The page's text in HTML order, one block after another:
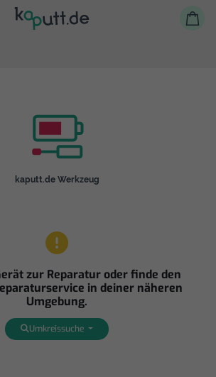
kaputt.de Werkzeug
zur Reparatur oder finde den
in deiner näheren
Umgebung.
Umkreissuche